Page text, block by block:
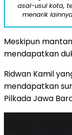
asal-usul kota,
menarik
Meskipun
mendapatkan
Ridwan Kamil
mendapatkan
Pilkada Jawa